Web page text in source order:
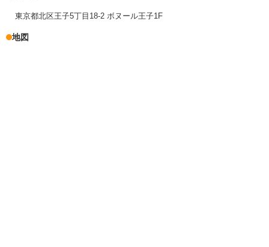
東京都北区王子5丁目18-2 ボヌール王子1F
地図